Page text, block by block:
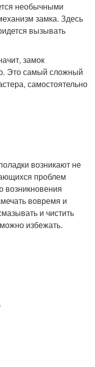
необычными
замка. Здесь
вызывать
замок
Это самый сложный
самостоятельно
возникают не
проблем
возникновения
вовремя и
и чистить
избежать.